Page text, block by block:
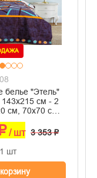
белье "Этель"
143х215 см - 2
см, 70х70 см -
бязь
/ шт 3 353 ₽
шт